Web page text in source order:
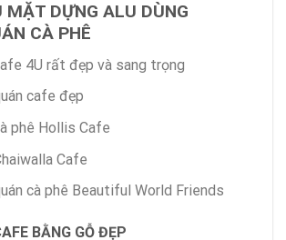
MẶT DỰNG ALU DÙNG
CÀ PHÊ
4U rất đẹp và sang trọng
cafe đẹp
phê Hollis Cafe
Cafe
cà phê Beautiful World Friends
BẰNG GỖ ĐẸP